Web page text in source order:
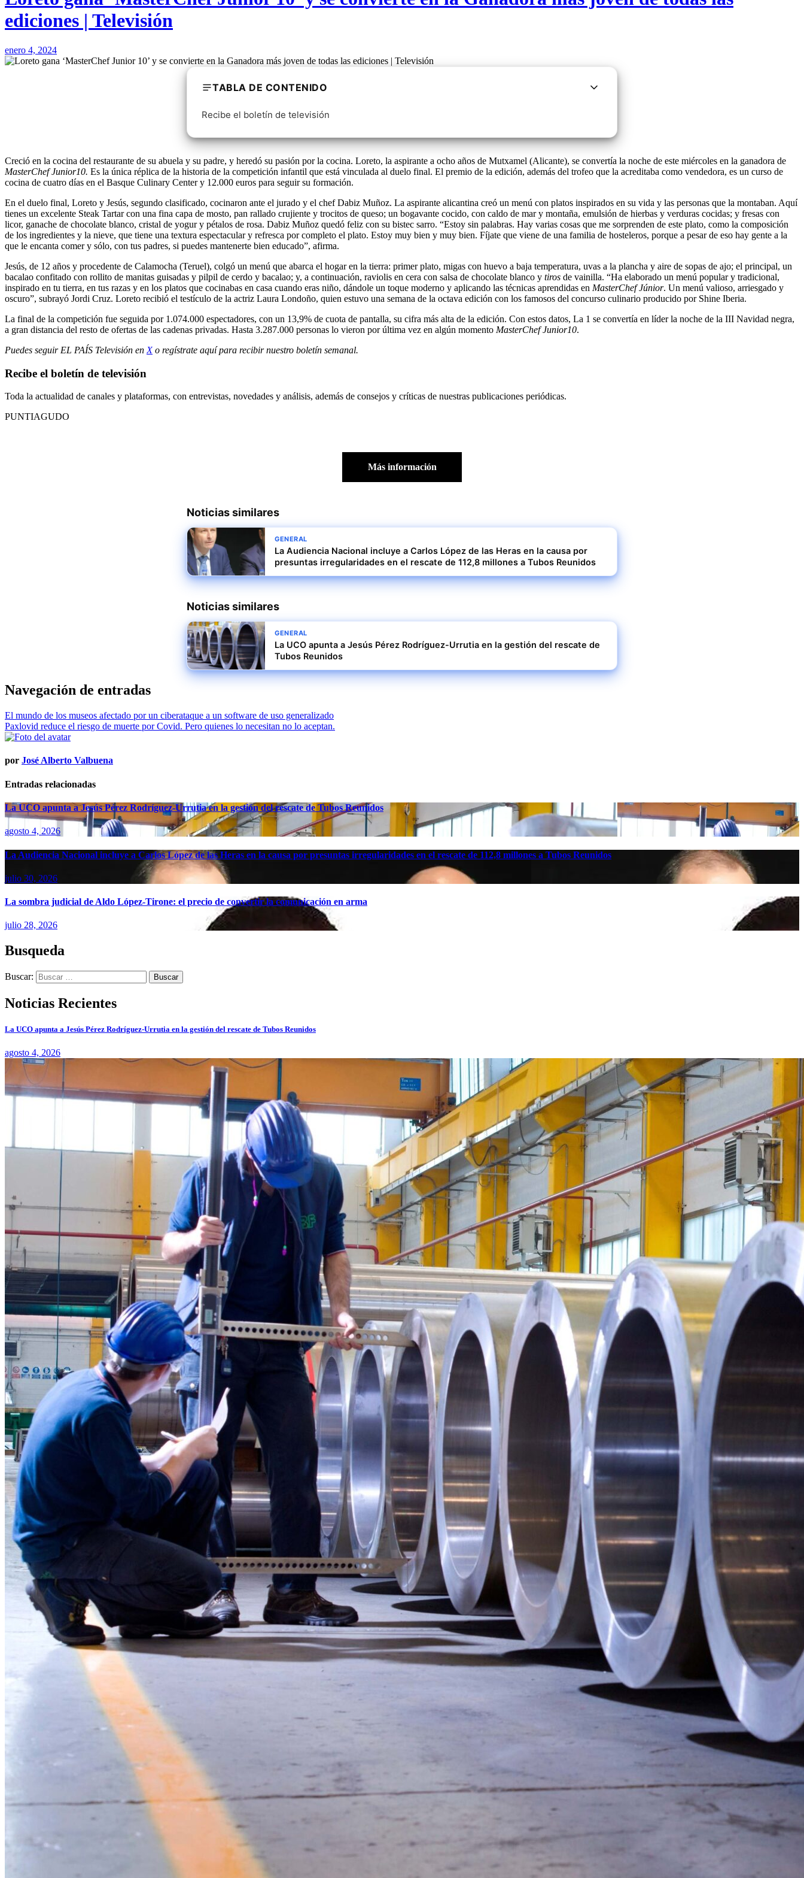
ediciones | Televisión
enero 4, 2024
TABLA DE CONTENIDO
Recibe el boletín de televisión
Creció en la cocina del restaurante de su abuela y su padre, y heredó su pasión por la cocina. Loreto, la aspirante a ocho años de Mutxamel (Alicante), se convertía la noche de este miércoles en la ganadora de
MasterChef Junior10. Es la única réplica de la historia de la competición infantil que está vinculada al duelo final. El premio de la edición, además del trofeo que la acreditaba como vendedora, es un curso de
cocina de cuatro días en el Basque Culinary Center y 12.000 euros para seguir su formación.
En el duelo final, Loreto y Jesús, segundo clasificado, cocinaron ante el jurado y el chef Dabiz Muñoz. La aspirante alicantina creó un menú con platos inspirados en su vida y las personas que la montaban. Aquí
tienes un excelente Steak Tartar con una fina capa de mosto, pan rallado crujiente y trocitos de queso; un bogavante cocido, con caldo de mar y montaña, emulsión de hierbas y verduras cocidas; y fresas con
licor, ganache de chocolate blanco, cristal de yogur y pétalos de rosa. Dabiz Muñoz quedó feliz con su bistec sarro. “Estoy sin palabras. Hay varias cosas que me sorprenden de este plato, como la composición
de los ingredientes y la nieve, que tiene una textura espectacular y refresca por completo el plato. Estoy muy bien y muy bien. Fíjate que viene de una familia de hosteleros, porque a pesar de eso hay gente a la
que le encanta comer y sólo, con tus padres, si puedes mantenerte bien educado”, afirma.
Jesús, de 12 años y procedente de Calamocha (Teruel), colgó un menú que abarca el hogar en la tierra: primer plato, migas con huevo a baja temperatura, uvas a la plancha y aire de sopas de ajo; el principal, un
bacalao confitado con rollito de manitas guisadas y pilpil de cerdo y bacalao; y, a continuación, raviolis en cera con salsa de chocolate blanco y tiros de vainilla. “Ha elaborado un menú popular y tradicional,
inspirado en tu tierra, en tus razas y en los platos que cocinabas en casa cuando eras niño, dándole un toque moderno y aplicando las técnicas aprendidas en MasterChef Júnior. Un menú valioso, arriesgado y
oscuro”, subrayó Jordi Cruz. Loreto recibió el testículo de la actriz Laura Londoño, quien estuvo una semana de la octava edición con los famosos del concurso culinario producido por Shine Iberia.
La final de la competición fue seguida por 1.074.000 espectadores, con un 13,9% de cuota de pantalla, su cifra más alta de la edición. Con estos datos, La 1 se convertía en líder la noche de la III Navidad negra,
a gran distancia del resto de ofertas de las cadenas privadas. Hasta 3.287.000 personas lo vieron por última vez en algún momento MasterChef Junior10.
Puedes seguir EL PAÍS Televisión en Xo regístrate aquí para recibirnuestro boletín semanal.
Recibe el boletín de televisión
Toda la actualidad de canales y plataformas, con entrevistas, novedades y análisis, además de consejos y críticas de nuestras publicaciones periódicas.
PUNTIAGUDO
Más información
Noticias similares
GENERAL
La Audiencia Nacional incluye a Carlos López de las Heras en la causa por
presuntas irregularidades en el rescate de 112,8 millones a Tubos Reunidos
Noticias similares
GENERAL
La UCO apunta a Jesús Pérez Rodríguez-Urrutia en la gestión del rescate de
Tubos Reunidos
Navegación de entradas
El mundo de los museos afectado por un ciberataque a un software de uso generalizado
Paxlovid reduce el riesgo de muerte por Covid. Pero quienes lo necesitan no lo aceptan.
por José Alberto Valbuena
Entradas relacionadas
La UCO apunta a Jesús Pérez Rodríguez-Urrutia en la gestión del rescate de Tubos Reunidos
agosto 4, 2026
La Audiencia Nacional incluye a Carlos López de las Heras en la causa por presuntas irregularidades en el rescate de 112,8 millones a Tubos Reunidos
julio 30, 2026
La sombra judicial de Aldo López-Tirone: el precio de convertir la comunicación en arma
julio 28, 2026
Busqueda
Buscar:
Noticias Recientes
La UCO apunta a Jesús Pérez Rodríguez-Urrutia en la gestión del rescate de Tubos Reunidos
agosto 4, 2026